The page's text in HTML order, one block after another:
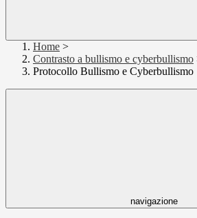
Home >
Contrasto a bullismo e cyberbullismo
Protocollo Bullismo e Cyberbullismo
navigazione